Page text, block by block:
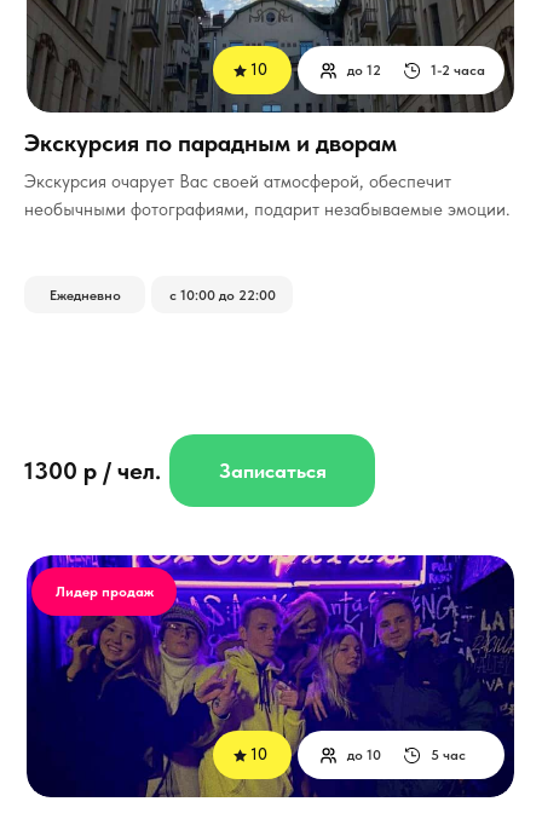
5 час
до 10
Лидер продаж
10
Экскурсия очарует Вас своей атмосферой, обеспечит
необычными фотографиями, подарит незабываемые эмоции.
Ежедневно с 10:00 до 22:00
1300 р / чел. Записаться
Экскурсия по парадным и дворам
10 1-2 часа
до 12